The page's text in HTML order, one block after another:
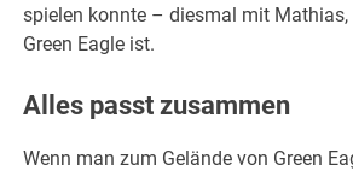
spielen konnte – diesmal mit
Green Eagle ist.
Alles passt zusammen
Wenn man zum Gelände von Green